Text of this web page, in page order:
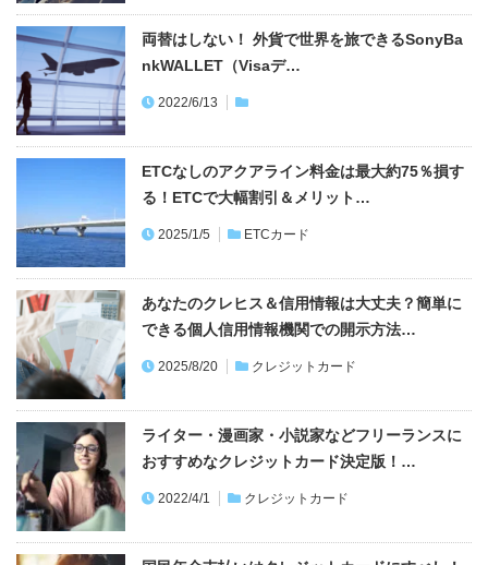
両替はしない！ 外貨で世界を旅できるSonyBa
nkWALLET（Visaデ…
2022/6/13
ETCなしのアクアライン料金は最大約75％損す
る！ETCで大幅割引＆メリット…
2025/1/5 ETCカード
あなたのクレヒス＆信用情報は大丈夫？簡単に
できる個人信用情報機関での開示方法…
2025/8/20 クレジットカード
ライター・漫画家・小説家などフリーランスに
おすすめなクレジットカード決定版！…
2022/4/1 クレジットカード